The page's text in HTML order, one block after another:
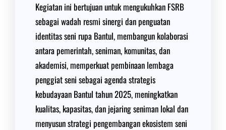
Kegiatan ini bertujuan untuk mengukuhkan FSRB
sebagai wadah resmi sinergi dan penguatan
identitas seni rupa Bantul, membangun kolaborasi
antara pemerintah, seniman, komunitas, dan
akademisi, memperkuat pembinaan lembaga
penggiat seni sebagai agenda strategis
kebudayaan Bantul tahun 2025, meningkatkan
kualitas, kapasitas, dan jejaring seniman lokal dan
menyusun strategi pengembangan ekosistem seni